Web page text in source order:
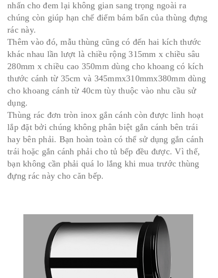
nhấn cho đem lại không gian sang trọng ngoài ra
chúng còn giúp hạn chế điểm bám bẩn của thùng đựng
rác này.
Thêm vào đó, mẫu thùng cũng có đến hai kích thước
khác nhau lần lượt là chiều rộng 315mm x chiều sâu
280mm x chiều cao 350mm dùng cho khoang có kích
thước cánh từ 35cm và 345mmx310mmx380mm dùng
cho khoang cánh từ 40cm tùy thuộc vào nhu cầu sử
dụng.
Thùng rác đơn tròn inox gắn cánh còn được linh hoạt
lắp đặt bởi chúng không phân biệt gắn cánh bên trái
hay bên phải. Bạn hoàn toàn có thể sử dụng gắn cánh
trái hoặc gắn cánh phải cho tủ bếp đều được. Vì thế,
bạn không cần phải quá lo lắng khi mua trước thùng
đựng rác này cho căn bếp.